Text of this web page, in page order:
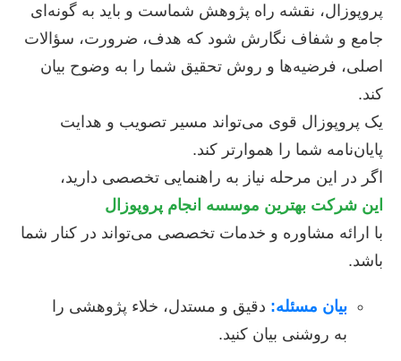
پروپوزال، نقشه راه پژوهش شماست و باید به گونه‌ای
جامع و شفاف نگارش شود که هدف، ضرورت، سؤالات
اصلی، فرضیه‌ها و روش تحقیق شما را به وضوح بیان
کند.
یک پروپوزال قوی می‌تواند مسیر تصویب و هدایت
پایان‌نامه شما را هموارتر کند.
اگر در این مرحله نیاز به راهنمایی تخصصی دارید،
این شرکت بهترین موسسه انجام پروپوزال
با ارائه مشاوره و خدمات تخصصی می‌تواند در کنار شما
باشد.
بیان مسئله: دقیق و مستدل، خلاء پژوهشی را
به روشنی بیان کنید.